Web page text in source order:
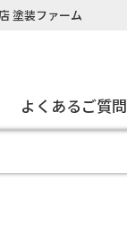
塗装ファーム
よくあるご質問